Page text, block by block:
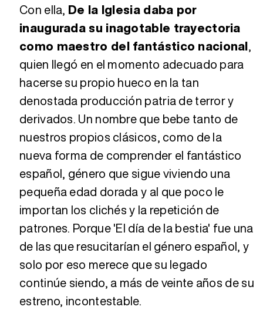
Con ella, De la Iglesia daba por
inaugurada su inagotable trayectoria
como maestro del fantástico nacional,
quien llegó en el momento adecuado para
hacerse su propio hueco en la tan
denostada producción patria de terror y
derivados. Un nombre que bebe tanto de
nuestros propios clásicos, como de la
nueva forma de comprender el fantástico
español, género que sigue viviendo una
pequeña edad dorada y al que poco le
importan los clichés y la repetición de
patrones. Porque 'El día de la bestia' fue una
de las que resucitarían el género español, y
solo por eso merece que su legado
continúe siendo, a más de veinte años de su
estreno, incontestable.